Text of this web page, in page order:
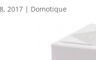
2017| Domotique